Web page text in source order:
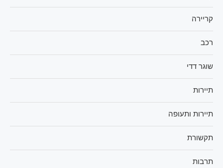
קריירה
רכב
שוגר דדי
תיירות
תיירות ותעופה
תקשורת
תרבות